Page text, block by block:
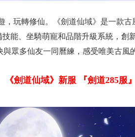
，玩轉修仙。《劍道仙域》是一款
能、坐騎萌寵和品階升級系統，
眾多仙友一同曆練，感受唯美古風
《劍道仙域》新服 『劍道285服